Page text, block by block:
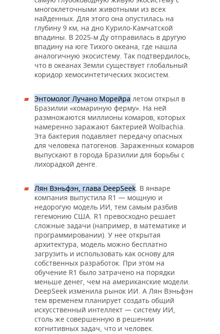
многоклеточными животными из всех
найденных. Для этого она опустилась на
глубину 9 км, на дно Курило-Камчатской
впадины. В 2025-м Ду отправилась в другую
впадину на юге Тихого океана, где нашла
аналогичную экосистему. Так подтвердилось,
что в океанах Земли существует глобальный
коридор хемосинтетических экосистем.
Энтомолог Лучано Морейра летом открыл в
Бразилии «комариную ферму». На ней
размножаются миллионы комаров, которых
намеренно заражают бактерией Wolbachia.
Эта бактерия подавляет передачу опасных
для человека патогенов. Зараженных комаров
выпускают в города Бразилии для борьбы с
лихорадкой денге.
Лян Вэньфэн, глава DeepSeek. В январе
компания выпустила R1 — мощную и
недорогую модель ИИ, тем самым разбив
гегемонию США. R1 превосходно решает
сложные задачи (например, в математике и
программировании). У нее открытая
архитектура, модель можно бесплатно
загрузить и использовать как основу для
собственных разработок. При этом на
обучение R1 было затрачено на порядки
меньше денег, чем на американские модели.
DeepSeek изменила рынок ИИ. А Лян Вэньфэн
тем временем планирует создать общий
искусственный интеллект — систему ИИ,
столь же совершенную в решении
когнитивных задач, что и человек.